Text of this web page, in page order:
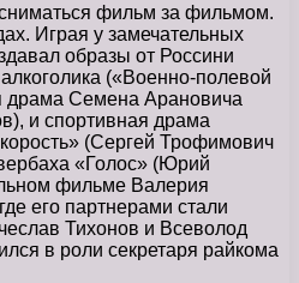
фильм за фильмом.
Играя у замечательных
образы от Россини
(«Военно-полевой
драма Семена Арановича
и спортивная драма
(Сергей Трофимович
«Голос» (Юрий
фильме Валерия
его партнерами стали
Тихонов и Всеволод
в роли секретаря райкома